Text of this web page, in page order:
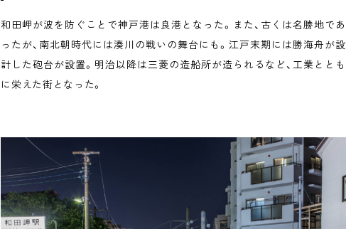
和田岬が波を防ぐことで神戸港は良港となった。また、古くは名勝地であ
ったが、南北朝時代には湊川の戦いの舞台にも。江戸末期には勝海舟が設
計した砲台が設置。明治以降は三菱の造船所が造られるなど、工業ととも
に栄えた街となった。